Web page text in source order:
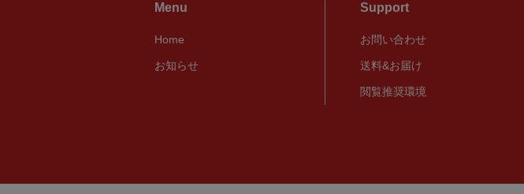
Menu
Home
お知らせ
Support
お問い合わせ
送料&お届け
閲覧推奨環境